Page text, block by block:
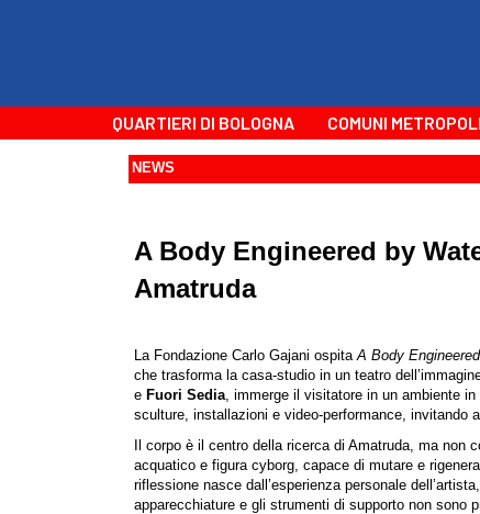
QUARTIERI DI BOLOGNA COMUNI
NEWS
A Body Engineered by
Amatruda
La Fondazione Carlo Gajani ospitaA Body
che trasforma la casa-studio in un teatro
e Fuori Sedia, immerge il visitatore in un ambiente
sculture, installazioni e video-performance, invitando
Il corpo è il centro della ricerca di Amatruda, ma
acquatico e figura cyborg, capace di mutare e
riflessione nasce dall’esperienza personale
apparecchiature e gli strumenti di supporto non sono